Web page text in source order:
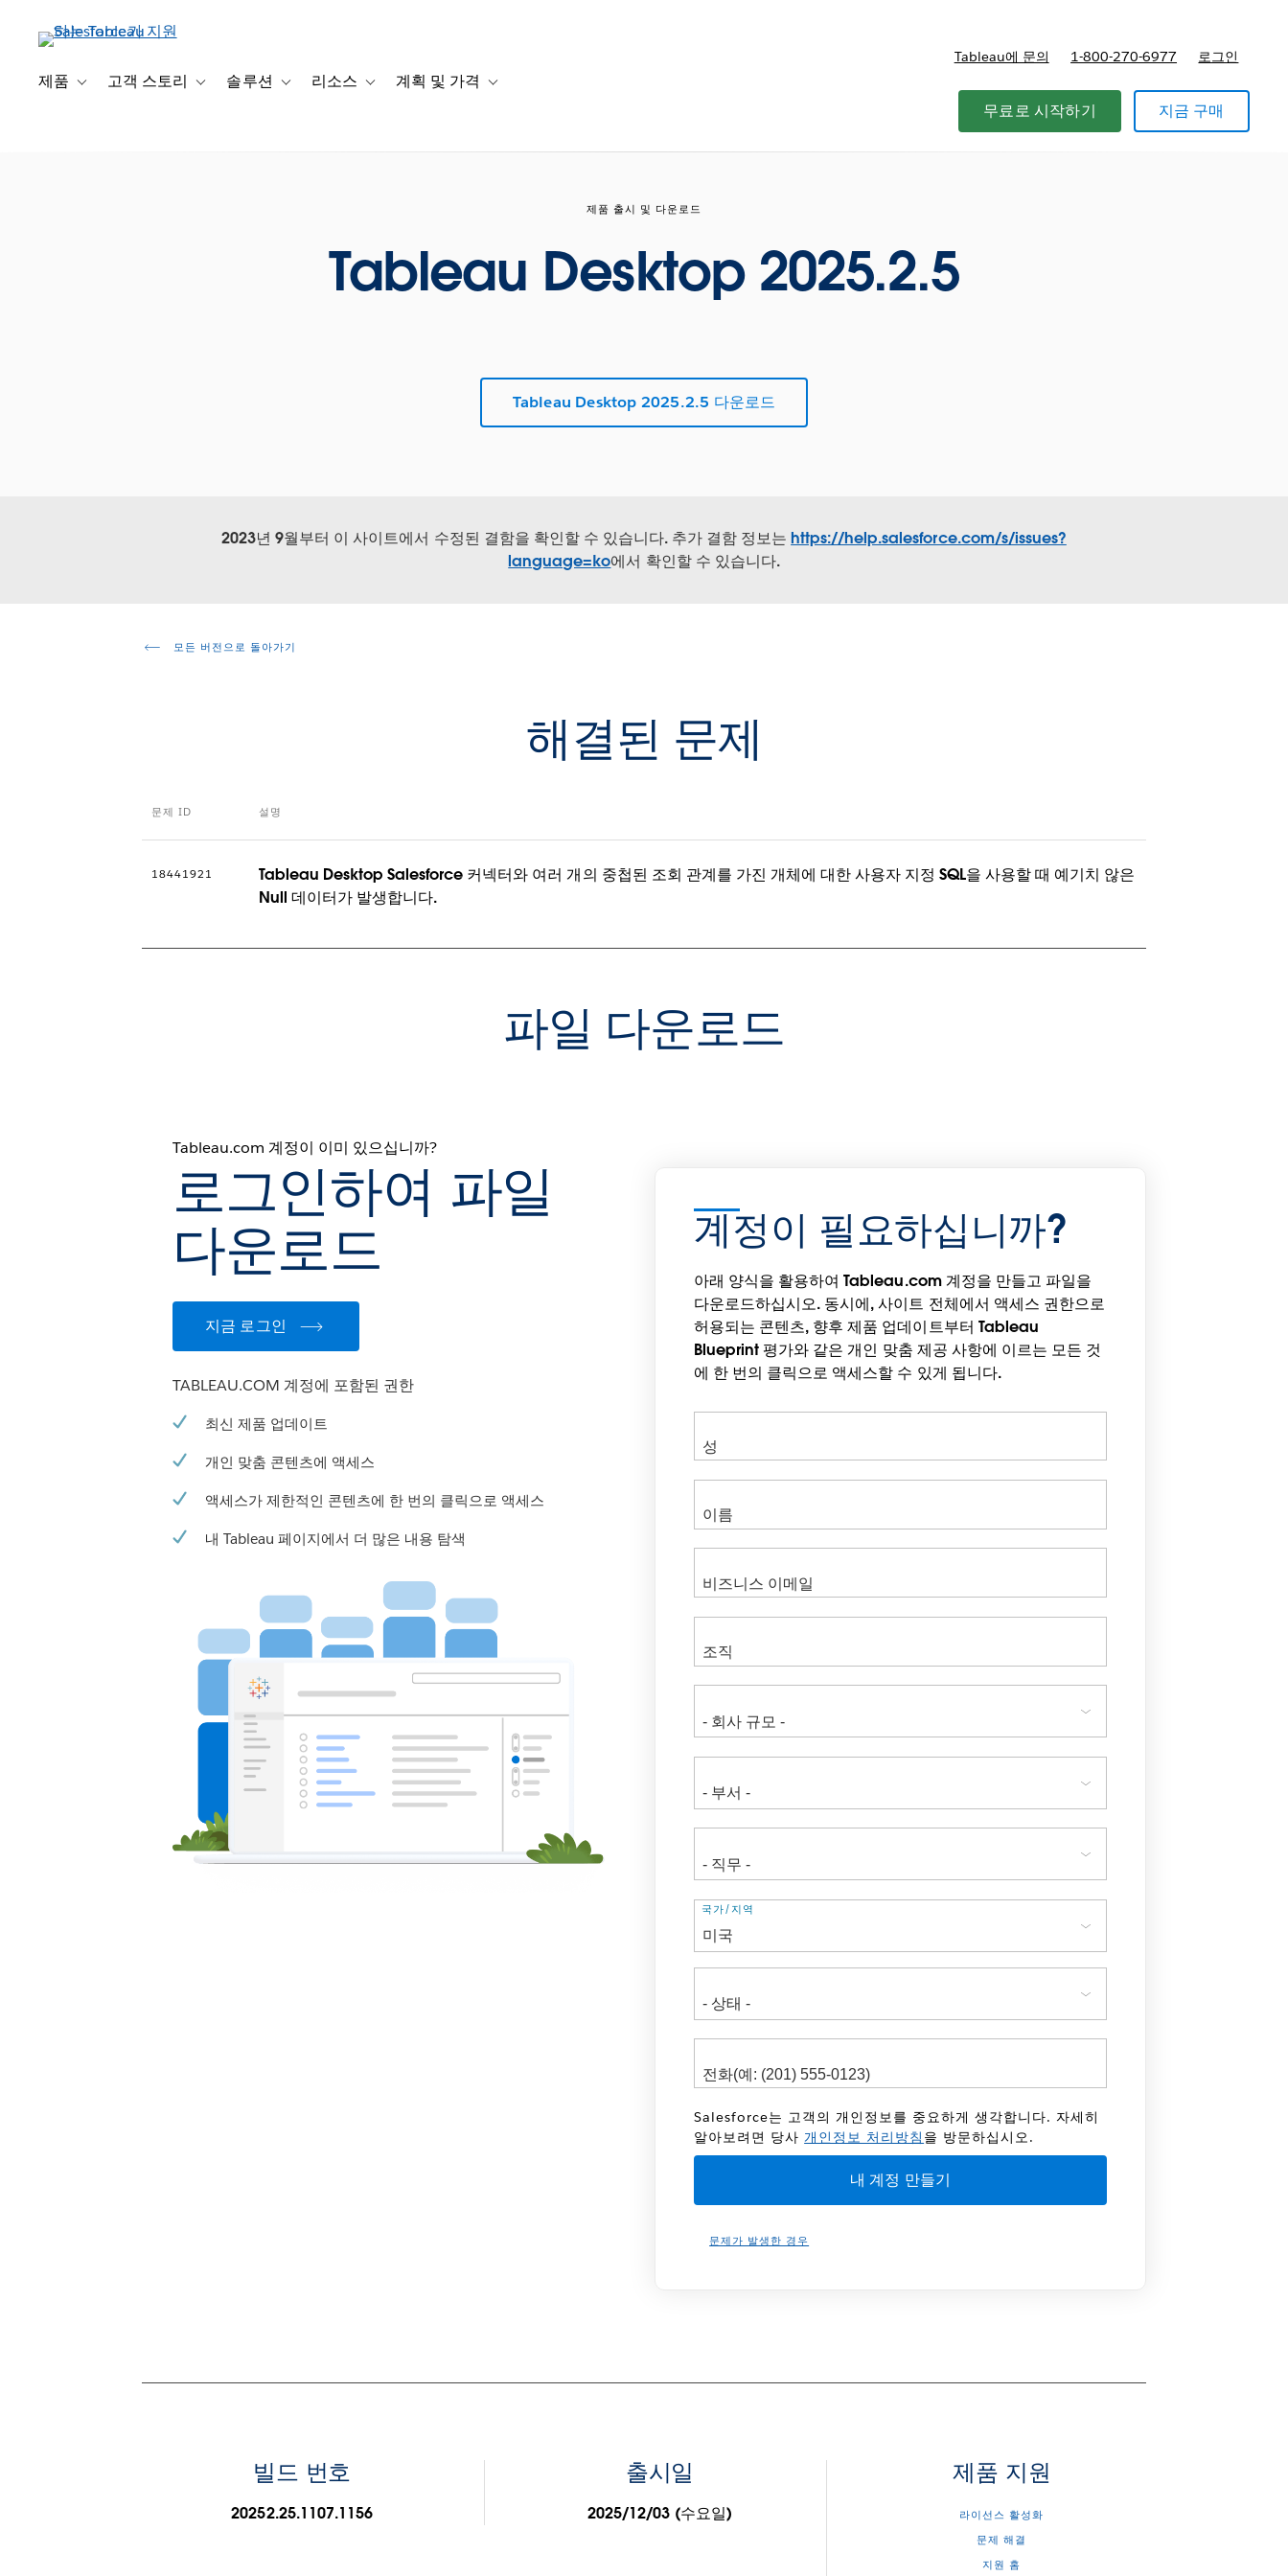
제품 Toggle sub-navigation for 제품
고객 스토리 Toggle sub-navigation for 고객 스토리
솔루션 Toggle sub-navigation for 솔루션
리소스 Toggle sub-navigation for 리소스
계획 및 가격 Toggle sub-navigation for 계획 및 가격
Tableau에 문의 1-800-270-6977 로그인
무료로 시작하기 지금 구매
제품 출시 및 다운로드
Tableau Desktop 2025.2.5
Tableau Desktop 2025.2.5 다운로드
2023년 9월부터 이 사이트에서 수정된 결함을 확인할 수 있습니다. 추가 결함 정보는https://help.salesforce.com/s/issues?
language=ko에서 확인할 수 있습니다.
모든 버전으로 돌아가기
해결된 문제
문제 ID 설명
18441921
Tableau Desktop Salesforce 커넥터와 여러 개의 중첩된 조회 관계를 가진 개체에 대한 사용자 지정 SQL을 사용할 때 예기치 않은
Null 데이터가 발생합니다.
파일 다운로드
Tableau.com 계정이 이미 있으십니까?
로그인하여 파일
다운로드
지금 로그인
TABLEAU.COM 계정에 포함된 권한
최신 제품 업데이트
개인 맞춤 콘텐츠에 액세스
액세스가 제한적인 콘텐츠에 한 번의 클릭으로 액세스
내 Tableau 페이지에서 더 많은 내용 탐색
계정이 필요하십니까?
아래 양식을 활용하여 Tableau.com 계정을 만들고 파일을
다운로드하십시오. 동시에, 사이트 전체에서 액세스 권한으로
허용되는 콘텐츠, 향후 제품 업데이트부터 Tableau
Blueprint 평가와 같은 개인 맞춤 제공 사항에 이르는 모든 것
에 한 번의 클릭으로 액세스할 수 있게 됩니다.
주
소
국가/지역
Salesforce는 고객의 개인정보를 중요하게 생각합니다. 자세히
알아보려면 당사개인정보 처리방침 을 방문하십시오.
문제가 발생한 경우
빌드 번호
20252.25.1107.1156
출시일
2025/12/03 (수요일)
제품 지원
라이선스 활성화
문제 해결
지원 홈